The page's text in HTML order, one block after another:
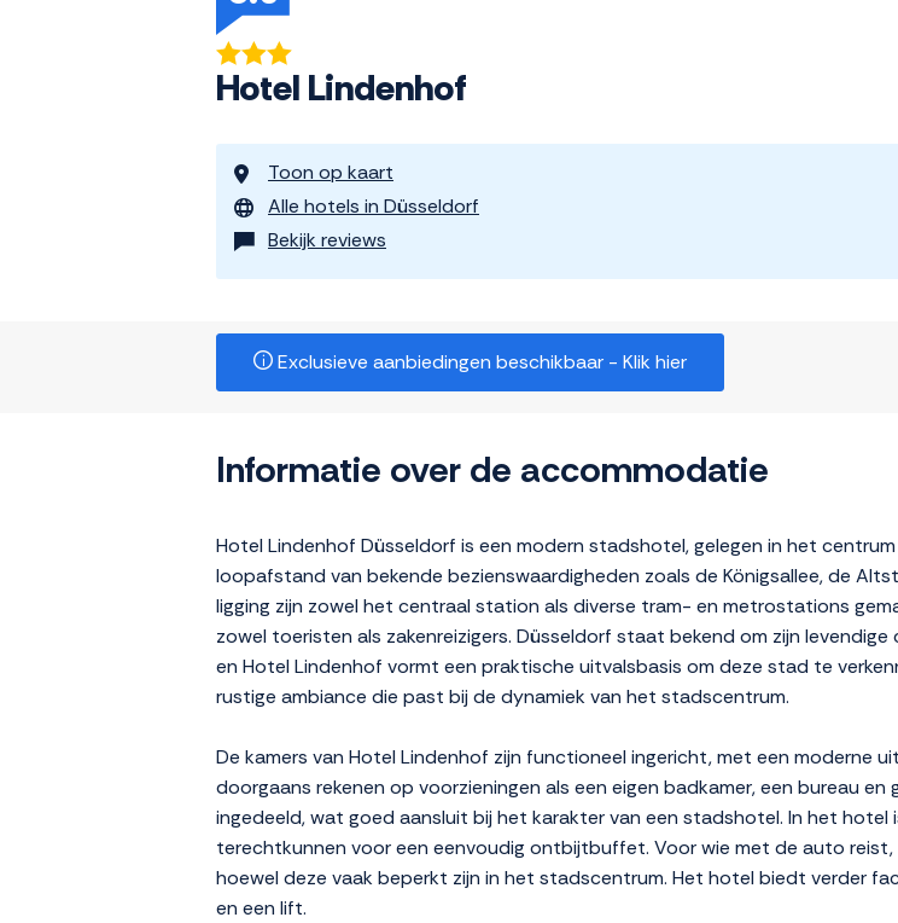
Hotel Lindenhof
Toon op kaart
Alle hotels in Düsseldorf
Bekijk reviews
Exclusieve aanbiedingen beschikbaar - Klik hier
Informatie over de accommodatie
Hotel Lindenhof Düsseldorf is een modern stadshotel, gelegen in het
loopafstand van bekende bezienswaardigheden zoals de Königsallee, de
ligging zijn zowel het centraal station als diverse tram- en metrostations
zowel toeristen als zakenreizigers. Düsseldorf staat bekend om zijn
en Hotel Lindenhof vormt een praktische uitvalsbasis om deze stad te
rustige ambiance die past bij de dynamiek van het stadscentrum.
De kamers van Hotel Lindenhof zijn functioneel ingericht, met een moderne
doorgaans rekenen op voorzieningen als een eigen badkamer, een bureau
ingedeeld, wat goed aansluit bij het karakter van een stadshotel. In het
terechtkunnen voor een eenvoudig ontbijtbuffet. Voor wie met de auto reist,
hoewel deze vaak beperkt zijn in het stadscentrum. Het hotel biedt verder
en een lift.